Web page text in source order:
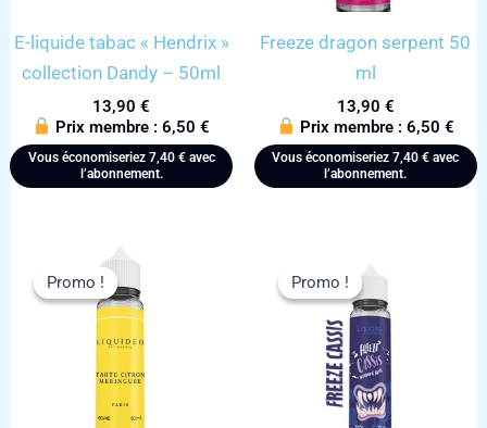
E-liquide tabac « Hendrix »
collection Dandy – 50ml
13,90€
Prix membre :6,50€
Vous économiseriez 7,40 €avec
l’abonnement.
Freeze dragon serpent 50
ml
13,90 €
Prix membre :6,50€
Vous économiseriez7,40€ avec
l’abonnement.
Promo !
Promo ! Promo !
Promo !